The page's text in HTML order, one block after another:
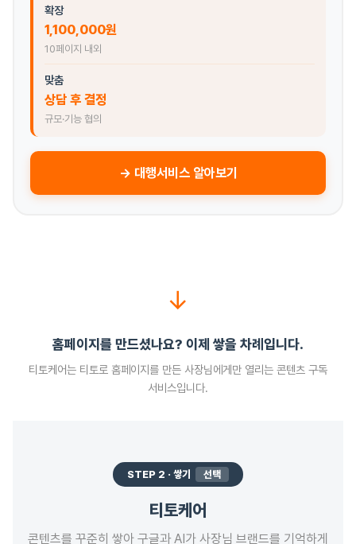
확장
1,100,000원
10페이지 내외
맞춤
상담 후 결정
규모·기능 협의
→ 대행서비스 알아보기
↓
홈페이지를 만드셨나요? 이제 쌓을 차례입니다.
티토케어는 티토로 홈페이지를 만든 사장님에게만 열리는 콘텐츠 구독
서비스입니다.
STEP 2 · 쌓기 선택
티토케어
콘텐츠를 꾸준히 쌓아 구글과 AI가 사장님 브랜드를 기억하게